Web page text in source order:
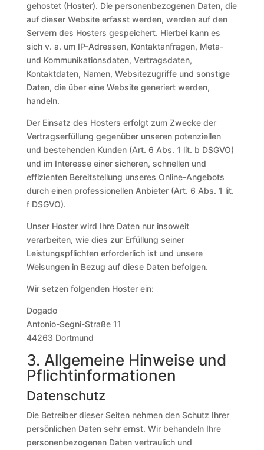
gehostet (Hoster). Die personenbezogenen Daten, die
auf dieser Website erfasst werden, werden auf den
Servern des Hosters gespeichert. Hierbei kann es
sich v. a. um IP-Adressen, Kontaktanfragen, Meta-
und Kommunikationsdaten, Vertragsdaten,
Kontaktdaten, Namen, Websitezugriffe und sonstige
Daten, die über eine Website generiert werden,
handeln.
Der Einsatz des Hosters erfolgt zum Zwecke der
Vertragserfüllung gegenüber unseren potenziellen
und bestehenden Kunden (Art. 6 Abs. 1 lit. b DSGVO)
und im Interesse einer sicheren, schnellen und
effizienten Bereitstellung unseres Online-Angebots
durch einen professionellen Anbieter (Art. 6 Abs. 1 lit.
f DSGVO).
Unser Hoster wird Ihre Daten nur insoweit
verarbeiten, wie dies zur Erfüllung seiner
Leistungspflichten erforderlich ist und unsere
Weisungen in Bezug auf diese Daten befolgen.
Wir setzen folgenden Hoster ein:
Dogado
Antonio-Segni-Straße 11
44263 Dortmund
3. Allgemeine Hinweise und
Pflicht­informationen
Datenschutz
Die Betreiber dieser Seiten nehmen den Schutz Ihrer
persönlichen Daten sehr ernst. Wir behandeln Ihre
personenbezogenen Daten vertraulich und